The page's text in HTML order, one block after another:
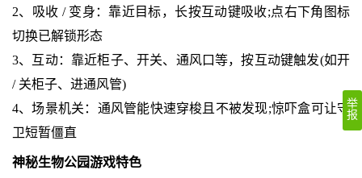
2、吸收 / 变身：靠近目标，长按互动键吸收;点右下角图标
切换已解锁形态
3、互动：靠近柜子、开关、通风口等，按互动键触发(如开
/ 关柜子、进通风管)
4、场景机关：通风管能快速穿梭且不被发现;惊吓盒可让守
卫短暂僵直
神秘生物公园游戏特色
举
报